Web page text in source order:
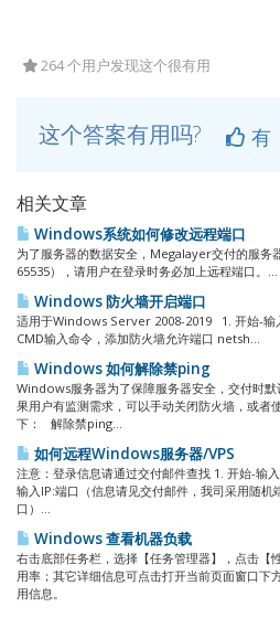
264 个用户发现这个很有用
这个答案有用吗? 有
相关文章
Windows系统如何修改远程端口
为了服务器的数据安全，Megalayer交付的服务
65535），请用户在登录时务必加上远程端口。...
Windows 防火墙开启端口
适用于Windows Server 2008-2019 1. 开始-
CMD输入命令，添加防火墙允许端口 netsh...
Windows 如何解除禁ping
Windows服务器为了保障服务器安全，交付时
果用户有监测需求，可以手动关闭防火墙，或者
下： 解除禁ping...
如何远程Windows服务器/VPS
注意：登录信息请通过交付邮件查找 1. 开始-
输入IP:端口（信息请见交付邮件，我司采用随
口）...
Windows 查看机器负载
右击底部任务栏，选择【任务管理器】，点击【
用率；其它详细信息可点击打开当前页面窗口下
用信息。